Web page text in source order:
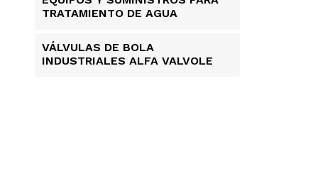
TRATAMIENTO DE AGUA
VÁLVULAS DE BOLA
INDUSTRIALES ALFA VALVOLE